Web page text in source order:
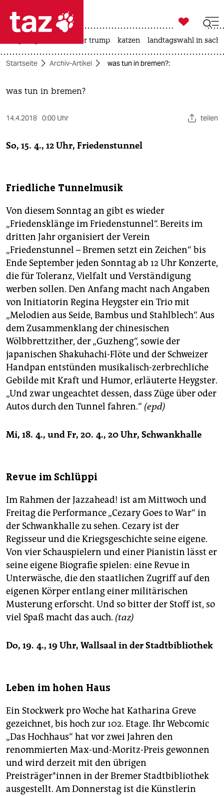
 taz zahl ich
taz zahl ich
themen
politik
kultur
sport
berlin
nord
wahrheit
verlag
verlag
veranstaltungen
shop
fragen & hilfe
unterstützen
abo
genossenschaft

taz zahl ich
usa unter trump katzen landtagswahl in
Startseite Archiv-Artikel was tun in bremen?:
was tun in bremen?
14.4.2018 0:00 Uhr teilen
So, 15. 4., 12 Uhr, Friedenstunnel
Friedliche Tunnelmusik
Von diesem Sonntag an gibt es wieder
„Friedensklänge im Friedenstunnel“. Bereits im
dritten Jahr organisiert der Verein
„Friedenstunnel – Bremen setzt ein Zeichen“ bis
Ende September jeden Sonntag ab 12 Uhr Konzerte,
die für Toleranz, Vielfalt und Verständigung
werben sollen. Den Anfang macht nach Angaben
von Initiatorin Regina Heygster ein Trio mit
„Melodien aus Seide, Bambus und Stahlblech“. Aus
dem Zusammenklang der chinesischen
Wölbbrettzither, der „Guzheng“, sowie der
japanischen Shakuhachi-Flöte und der Schweizer
Handpan entstünden musikalisch-zerbrechliche
Gebilde mit Kraft und Humor, erläuterte Heygster.
„Und zwar ungeachtet dessen, dass Züge über oder
Autos durch den Tunnel fahren.“ (epd)
Mi, 18. 4., und Fr, 20. 4., 20 Uhr, Schwankhalle
Revue im Schlüppi
Im Rahmen der Jazzahead! ist am Mittwoch und
Freitag die Performance „Cezary Goes to War“ in
der Schwankhalle zu sehen. Cezary ist der
Regisseur und die Kriegsgeschichte seine eigene.
Von vier Schauspielern und einer Pianistin lässt er
seine eigene Biografie spielen: eine Revue in
Unterwäsche, die den staatlichen Zugriff auf den
eigenen Körper entlang einer militärischen
Musterung erforscht. Und so bitter der Stoff ist, so
viel Spaß macht das auch. (taz)
Do, 19. 4., 19 Uhr, Wallsaal in der Stadtbibliothek
Leben im hohen Haus
Ein Stockwerk pro Woche hat Katharina Greve
gezeichnet, bis hoch zur 102. Etage. Ihr Webcomic
„Das Hochhaus“ hat vor zwei Jahren den
renommierten Max-und-Moritz-Preis gewonnen
und wird derzeit mit den übrigen
Preisträger*innen in der Bremer Stadtbibliothek
ausgestellt. Am Donnerstag ist die Künstlerin